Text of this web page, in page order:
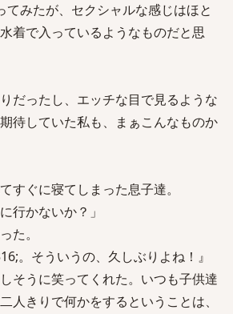
てみたが、セクシャルな感じはほと
着で入っているようなものだと思
だったし、エッチな目で見るような
待していた私も、まぁこんなものか
すぐに寝てしまった息子達。
行かないか？」
た。
。そういうの、久しぶりよね！』
そうに笑ってくれた。いつも子供達
人きりで何かをするということは、